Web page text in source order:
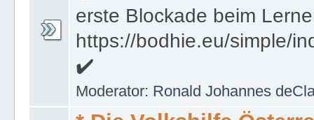
Moderator: Ronald Johannes
* Die Volkshilfe
Die österreichische
gemeinnützige,